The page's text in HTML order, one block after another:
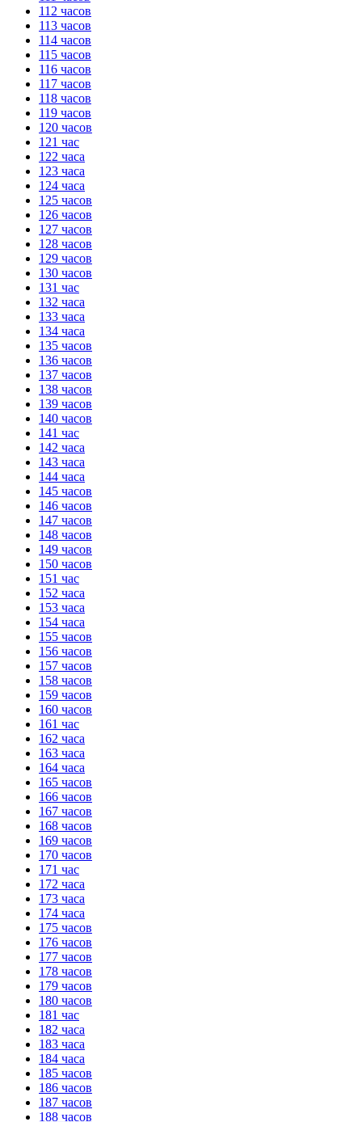
112 часов
113 часов
114 часов
115 часов
116 часов
117 часов
118 часов
119 часов
120 часов
121 час
122 часа
123 часа
124 часа
125 часов
126 часов
127 часов
128 часов
129 часов
130 часов
131 час
132 часа
133 часа
134 часа
135 часов
136 часов
137 часов
138 часов
139 часов
140 часов
141 час
142 часа
143 часа
144 часа
145 часов
146 часов
147 часов
148 часов
149 часов
150 часов
151 час
152 часа
153 часа
154 часа
155 часов
156 часов
157 часов
158 часов
159 часов
160 часов
161 час
162 часа
163 часа
164 часа
165 часов
166 часов
167 часов
168 часов
169 часов
170 часов
171 час
172 часа
173 часа
174 часа
175 часов
176 часов
177 часов
178 часов
179 часов
180 часов
181 час
182 часа
183 часа
184 часа
185 часов
186 часов
187 часов
188 часов